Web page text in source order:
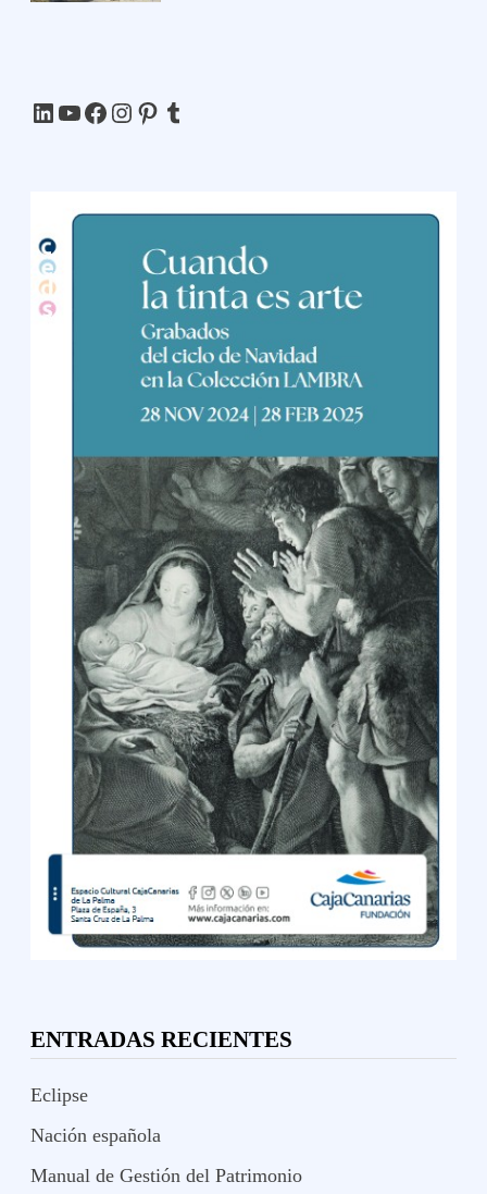
LinkedIn
YouTube
Facebook
Instagram
Pinterest
Tumblr
ENTRADAS RECIENTES
Eclipse
Nación española
Manual de Gestión del Patrimonio